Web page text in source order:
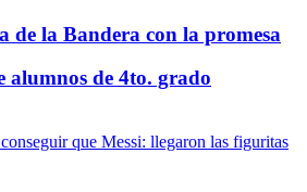
de la Bandera con la promesa
alumnos de 4to. grado